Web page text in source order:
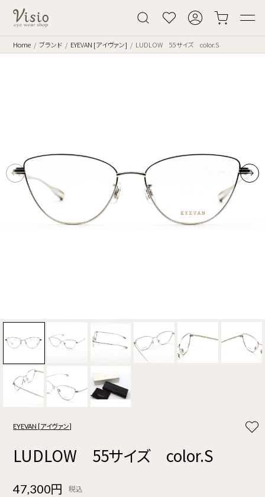
Home ブランド EYEVAN [アイヴァン] LUDLOW 55サイズ color.S
EYEVAN [アイヴァン]
LUDLOW 55サイズ color.S
47,300円 税込